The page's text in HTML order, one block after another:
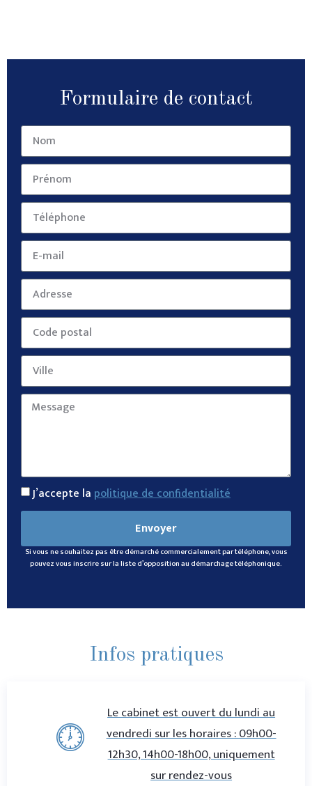
Formulaire de contact
J’accepte la politique de confidentialité
Envoyer
Si vous ne souhaitez pas être démarché commercialement par téléphone, vous
pouvez vous inscrire sur la liste d’opposition au démarchage téléphonique.
Infos pratiques
Le cabinet est ouvert du lundi au
vendredi sur les horaires : 09h00-
12h30, 14h00-18h00, uniquement
sur rendez-vous